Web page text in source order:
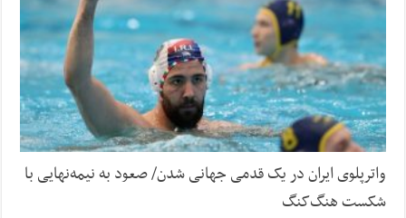
واترپلوی ایران در یک قدمی جهانی شدن/ صعود به نیمه‌نهایی با
شکست هنگ‌کنگ